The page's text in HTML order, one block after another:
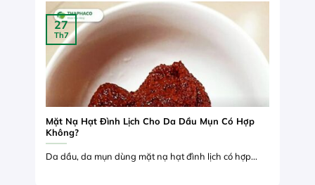
Mặt Nạ Hạt Đình Lịch Cho Da Dầu Mụn Có Hợp
Không?
Da dầu, da mụn dùng mặt nạ hạt đình lịch có hợp...
27
Th7